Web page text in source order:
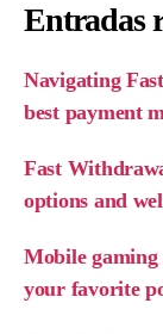
Entradas
Navigating
best payment
Fast
options and
Mobile gaming
your favorite